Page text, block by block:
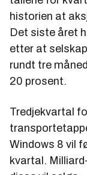
historien at
Det siste året
etter at
rundt tre
20 prosent.
Tredjekvartal
Windows 8 vil
kvartal.